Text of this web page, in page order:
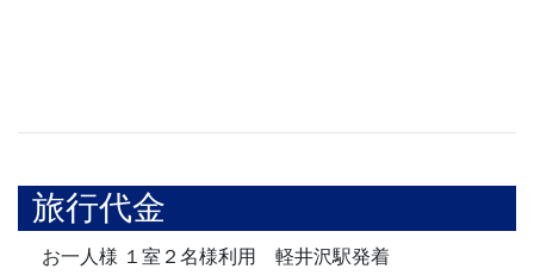
旅行代金
お一人様 １室２名様利用 軽井沢駅発着